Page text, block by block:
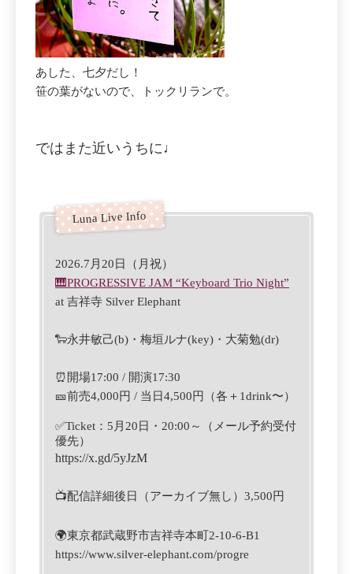
あした、七夕だし！
笹の葉がないので、トックリランで。
ではまた近いうちに♩
2026.7月20日（月祝）
🎹PROGRESSIVE JAM “Keyboard Trio Night”
at 吉祥寺 Silver Elephant
🐑永井敏己(b)・ 梅垣ルナ(key)・大菊勉(dr)
⏰開場17:00 / 開演17:30
🎫前売4,000円 / 当日4,500円 （各＋1drink〜）
✅Ticket ：5 月20日 ・ ‪20:00‬ ～（メール予約受付
優先）
https://x.gd/5yJzM
📺配信詳細後日（アーカイブ無し）3,500円
🌍東京都武蔵野市吉祥寺本町2-10-6-B1
https://www.silver-elephant.com/progre